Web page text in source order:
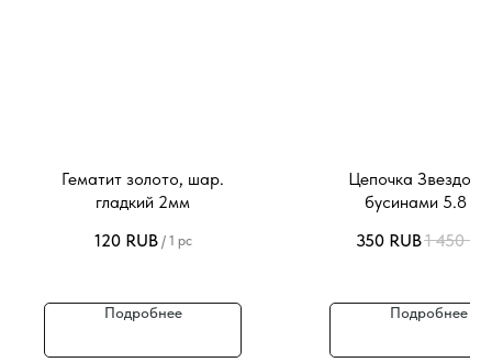
Гематит золото, шар.
гладкий 2мм
120 RUB / 1 pc
Подробнее
Цепочка
бусинами 5.8 мм
350 RUB1 450
Подробнее